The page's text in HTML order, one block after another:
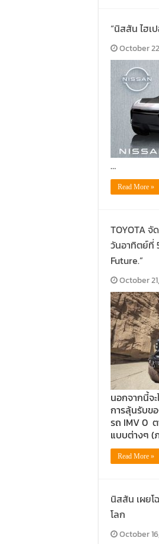
“นิสสัน ไฮ
October
…
Read More »
TOYOTA จั
วันอาทิตย์ที่
Future.”
October
นอกจากนี้จ
การลุ้นรับข
รถ IMV 0 ต
แบบต่างๆ (
Read More »
นิสสัน เผย
โลก
October